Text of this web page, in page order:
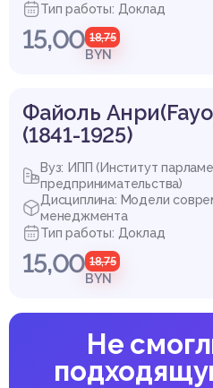
Тип работы: Доклад
15,00 18,75
BYN
Файоль
(1841-1925)
Вуз: ИПП (Институт
предпринимательства)
Дисциплина: Модели
менеджмента
Тип работы: Доклад
15,00 18,75
BYN
Не